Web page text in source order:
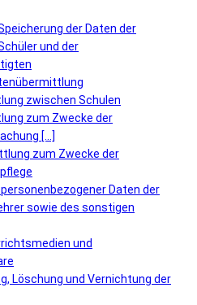
der Daten der
und der
zwischen Schulen
zum Zwecke der
[...]
zum Zwecke der
Daten der
sowie des sonstigen
und
Löschung und Vernichtung der